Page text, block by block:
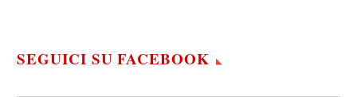
SEGUICI SU FACEBOOK